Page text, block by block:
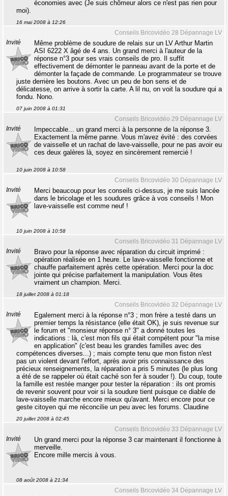
économies avec (Je suis chômeur alors ce n'est pas rien pour
moi).
16 mai 2008 à 12:26
Conseils Bricovidéo 28 Dépannage LV
Invité
Même problème de soudure de relais sur un LV Arthur Martin
ASI 6222 X âgé de 4 ans. Un grand merci à l'auteur de la
réponse n°3 pour ses vrais conseils de pro. Il suffit
effectivement de démonter le panneau avant de la porte et de
démonter la façade de commande. Le programmateur se trouve
juste derrière les boutons. Avec un peu de bon sens et de
délicatesse, on arrive à sortir la carte. A lil nu, on voit la soudure qui a
fondu. Nono.
07 juin 2008 à 01:31
Conseils Bricovidéo 29 Dépannage LV
Invité
Impeccable... un grand merci à la personne de la réponse 3.
Exactement la même panne. Vous m'avez évité : des corvées
de vaisselle et un rachat de lave-vaisselle, pour ne pas avoir eu
ces deux galères là, soyez en sincèrement remercié !
10 juin 2008 à 10:58
Conseils Bricovidéo 30 Dépannage LV
Invité
Merci beaucoup pour les conseils ci-dessus, je me suis lancée
dans le bricolage et les soudures grâce à vos conseils ! Mon
lave-vaisselle est comme neuf !
10 juin 2008 à 10:58
Conseils Bricovidéo 31 Dépannage LV
Invité
Bravo pour la réponse avec réparation du circuit imprimé :
opération réalisée en 1 heure. Le lave-vaisselle fonctionne et
chauffe parfaitement après cette opération. Merci pour la doc
jointe qui précise parfaitement la manipulation. Vous êtes
vraiment un champion. Merci.
18 juillet 2008 à 01:18
Conseils Bricovidéo 32 Dépannage LV
Invité
Egalement merci à la réponse n°3 ; mon frère a testé dans un
premier temps la résistance (elle était OK), je suis revenue sur
le forum et "monsieur réponse n° 3" a donné toutes les
indications : là, c'est mon fils qui était compétent pour "la mise
en application" (c'est beau les grandes familles avec des
compétences diverses...) ; mais compte tenu que mon fiston n'est
pas un violent devant l'effort, après avoir pris connaissance des
précieux renseignements, la réparation a pris 5 minutes (le plus long
a été de se rappeler où était caché son fer à souder !). Du coup, toute
la famille est restée manger pour tester la réparation : ils ont promis
de revenir souvent pour voir si la soudure tient puisque ce diable de
lave-vaisselle marche encore mieux qu'avant. Merci encore pour ce
geste citoyen qui me réconcilie un peu avec les forums. Claudine
20 juillet 2008 à 02:45
Conseils Bricovidéo 33 Dépannage LV
Invité
Un grand merci pour la réponse 3 car maintenant il fonctionne à
merveille.
Encore mille mercis à vous.
08 août 2008 à 21:34
Conseils Bricovidéo 34 Dépannage LV